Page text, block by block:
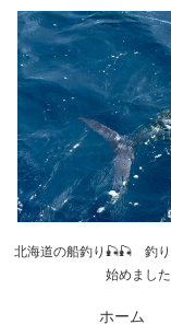
北海道の船釣り🎣🎣 釣
始めまし
ホーム